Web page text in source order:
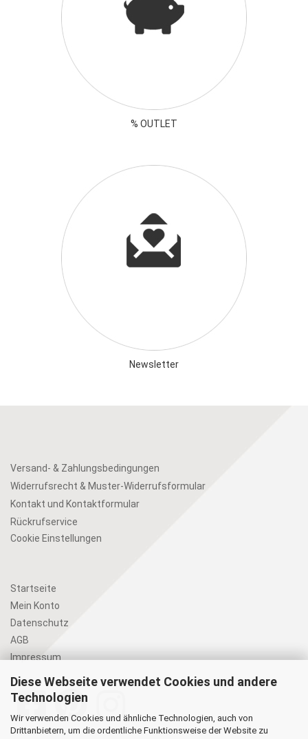
Diese Webseite verwendet Cookies und andere
Technologien
Wir verwenden Cookies und ähnliche Technologien, auch von
Drittanbietern, um die ordentliche Funktionsweise der Website zu
% OUTLET
Newsletter
Versand- & Zahlungsbedingungen
Widerrufsrecht & Muster-Widerrufsformular
Kontakt und Kontaktformular
Rückrufservice
Cookie Einstellungen
Startseite
Mein Konto
Datenschutz
AGB
Impressum